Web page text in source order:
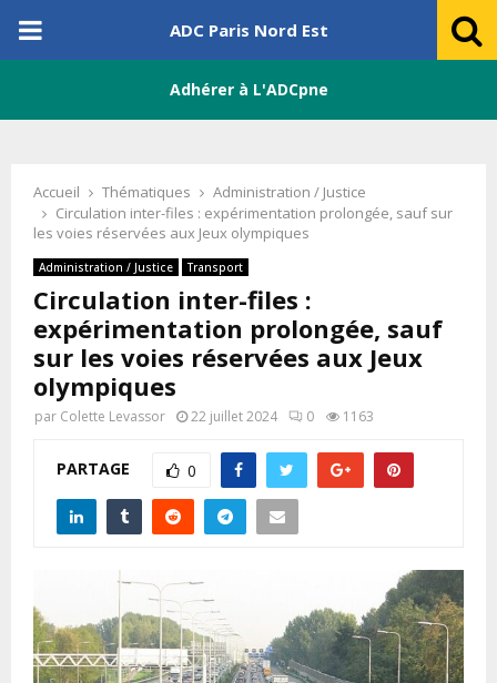
PRIMARY
ADC Paris Nord Est
Adhérer à L'ADCpne
Accueil Thématiques
Administration / Justice
Circulation inter-files : expérimentation prolongée, sauf sur
les voies réservées aux Jeux olympiques
Administration / Justice Transport
Circulation inter-files :
expérimentation prolongée, sauf
sur les voies réservées aux Jeux
olympiques
par Colette Levassor 22 juillet 2024 0 1163
PARTAGE 0